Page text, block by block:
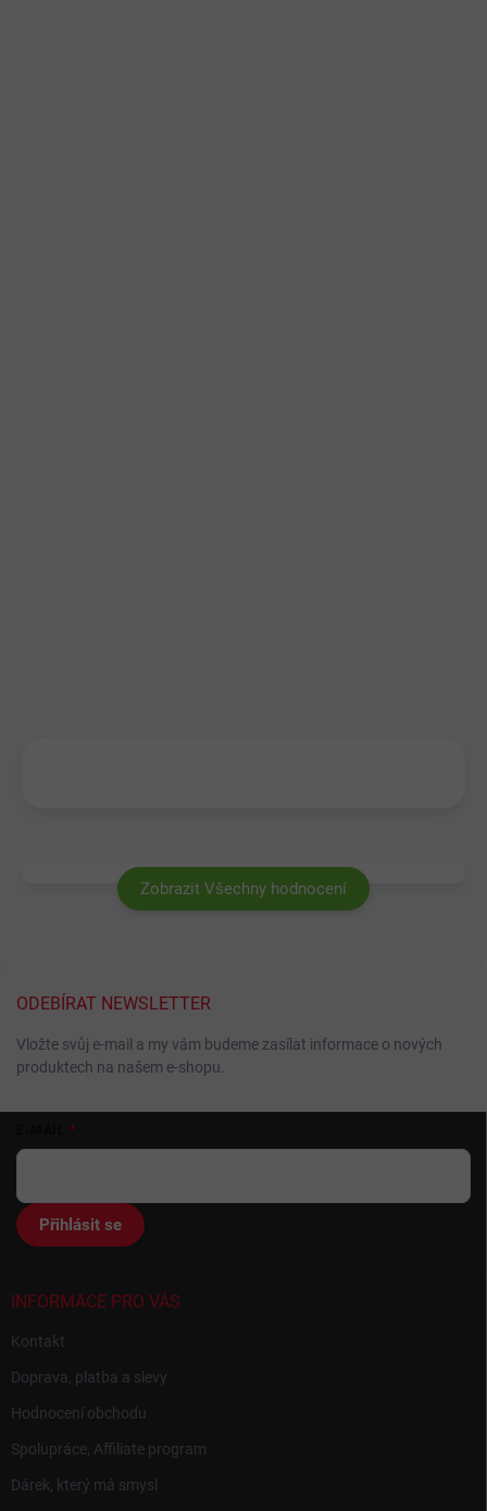
Zobrazit Všechny hodnocení
ODEBÍRAT NEWSLETTER
Vložte svůj e-mail a my vám budeme zasílat informace o nových
produktech na našem e-shopu.
Přihlásit se
INFORMACE PRO VÁS
Kontakt
Doprava, platba a slevy
Hodnocení obchodu
Spolupráce, Affiliate program
Dárek, který má smysl